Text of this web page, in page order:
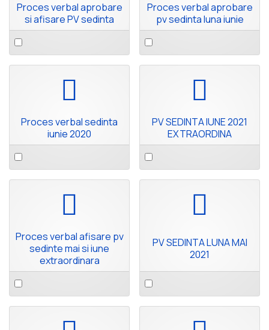
Proces verbal aprobare
si afisare PV sedinta
Select
an
item
Proces verbal aprobare
pv sedinta luna iunie
Select
an
item
Proces verbal sedinta
iunie 2020
Select
an
item
PV SEDINTA IUNE 2021
EXTRAORDINA
Select
an
item
Proces verbal afisare pv
sedinte mai si iune
extraordinara
Select
an
item
PV SEDINTA LUNA MAI
2021
Select
an
item